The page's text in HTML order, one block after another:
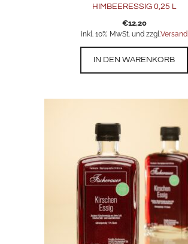
HIMBEERESSIG 0,25 L
€12,20
inkl. 10% MwSt. und zzgl.Versand
IN DEN WARENKORB